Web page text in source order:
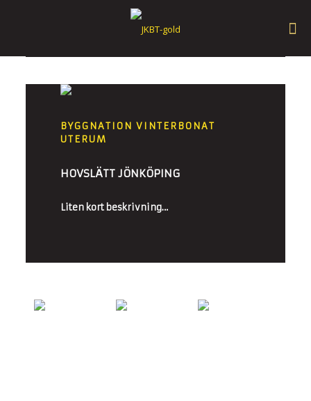
BYGGNATION VINTERBONAT
UTERUM
HOVSLÄTT JÖNKÖPING
Liten kort beskrivning…